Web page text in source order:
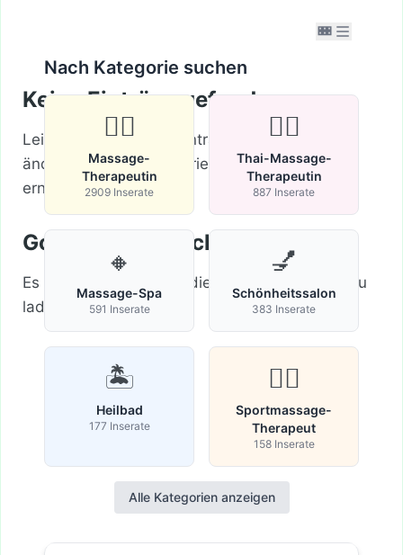
Keine Einträge gefunden
Leider wurden keine Einträge gefunden. Bitte
ändere deine Suchkriterien und versuche es
erneut.
Google-Karte nicht geladen
Es ist leider unmöglich die Google-Maps-API zu
laden.
Nach Kategorie suchen
💆‍♂️
Massage-
Therapeutin
2909 Inserate
🧘‍♀️
Thai-Massage-
Therapeutin
887 Inserate
🔸
Massage-Spa
591 Inserate
💅
Schönheitssalon
383 Inserate
🏝️
Heilbad
177 Inserate
🏋️‍♀️
Sportmassage-
Therapeut
158 Inserate
Alle Kategorien anzeigen